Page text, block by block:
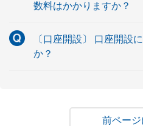
数料はかかりますか？
〔口座開設〕 口座開設
か？